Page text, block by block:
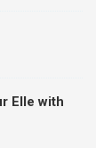
Elle with